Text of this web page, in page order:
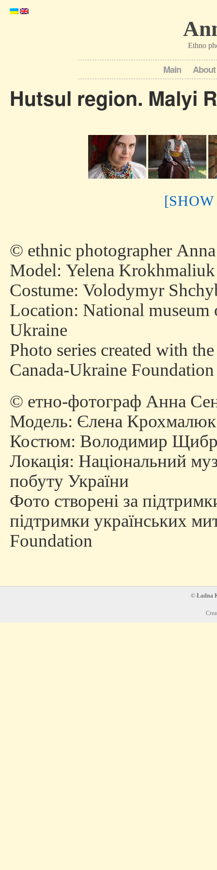
Ethno
Main
Hutsul region. Malyi
© ethnic photographer
Model: Yelena Krokhmaliuk
Costume: Volodymyr
Location: National
Ukraine
Photo series created with
Canada-Ukraine Foundation
© етно-фотограф Анна
Модель: Єлена Крохмалюк
Костюм: Володимир
Локація: Національний
побуту України
Фото створені за
підтримки українських
Foundation
© Ładna